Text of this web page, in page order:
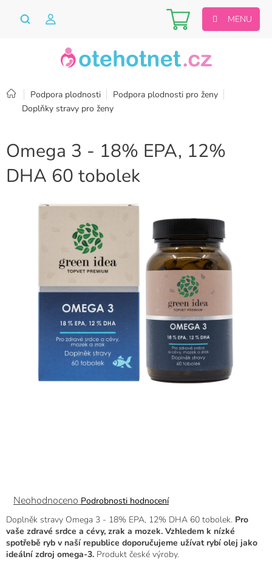
Nákupní
košík
DomůPodpora plodnosti
Podpora plodnosti pro ženy
Doplňky stravy pro ženy
Omega 3 - 18% EPA, 12%
DHA 60 tobolek
Průměrné
produktu
je
0,0
z
Neohodnoceno Podrobnosti hodnocení
Doplněk stravy Omega 3 - 18% EPA, 12% DHA 60 tobolek. Pro
vaše zdravé srdce a cévy, zrak a mozek. Vzhledem k nízké
spotřebě ryb v naší republice doporučujeme užívat rybí olej jako
ideální zdroj omega-3. Produkt české výroby.